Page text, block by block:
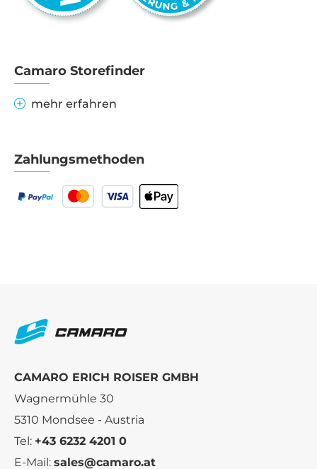
Camaro Storefinder
mehr erfahren
Zahlungsmethoden
CAMARO ERICH ROISER GMBH
Wagnermühle 30
5310 Mondsee - Austria
Tel: +43 6232 4201 0
E-Mail: sales@camaro.at